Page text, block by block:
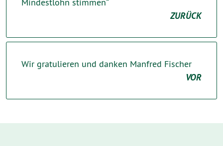
ZURÜCK
Wir gratulieren und danken Manfred Fischer
VOR